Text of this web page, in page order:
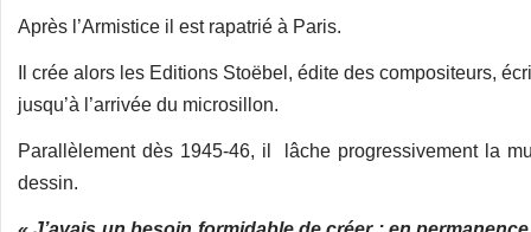
Après l’Armistice il est rapatrié à Paris.
Il crée alors les Editions Stoëbel, édite des compositeurs,
jusqu’à l’arrivée du microsillon.
Parallèlement dès 1945-46, il lâche progressivement la
dessin.